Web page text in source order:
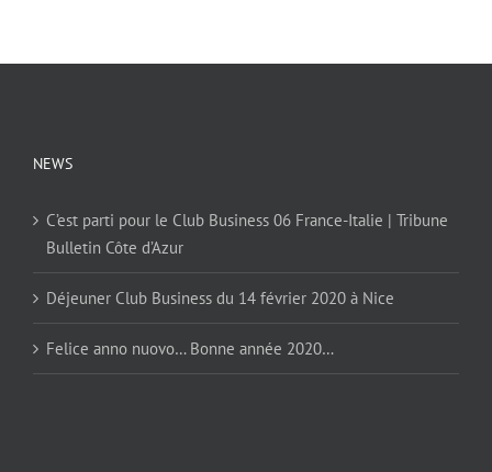
NEWS
C’est parti pour le Club Business 06 France-Italie | Tribune
Bulletin Côte d’Azur
Déjeuner Club Business du 14 février 2020 à Nice
Felice anno nuovo… Bonne année 2020…